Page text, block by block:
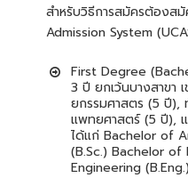
สำหรับวิธีการสมัครต้องส
Admission System
First Degree
3 ปี ยกเว้นบางสาขา
ยกรรมศาสตร (5 ปี
แพทยศาสตร์ (5 ปี),
ได้แก่ Bachelor of
(B.Sc.) Bachelor
Engineering (B.Eng.)